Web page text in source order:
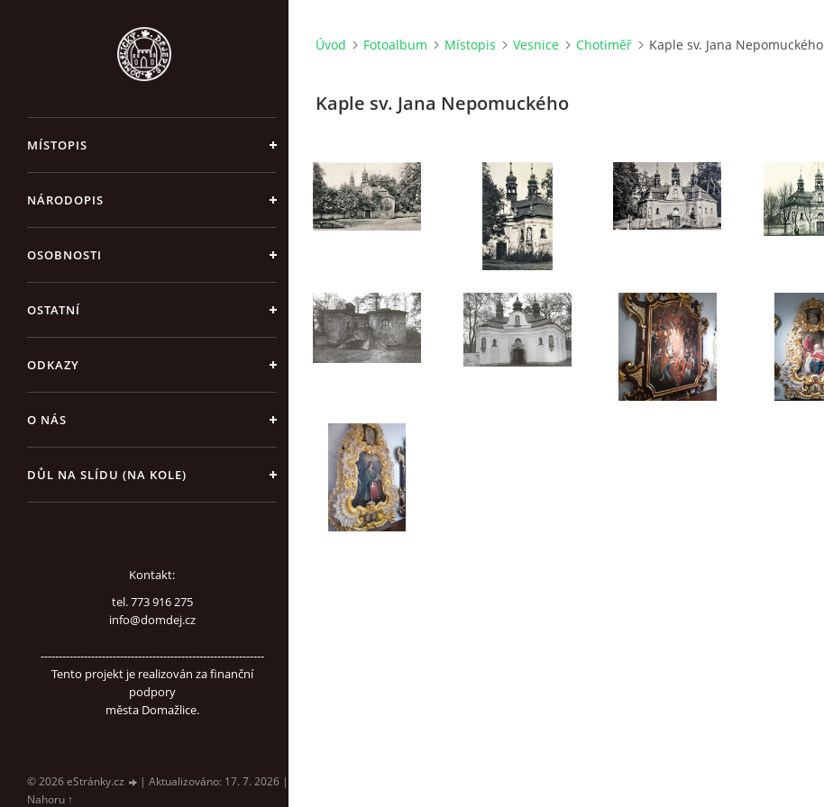
MÍSTOPIS
NÁRODOPIS
OSOBNOSTI
OSTATNÍ
ODKAZY
O NÁS
DŮL NA SLÍDU (NA KOLE)
Kontakt:
tel. 773 916 275
info@domdej.cz
--------------------------------------------------------------
Tento projekt je realizován za finanční
podpory
města Domažlice.
© 2026 eStránky.cz | Aktualizováno: 17. 7. 2026 |
Nahoru ↑
Úvod Fotoalbum Místopis Vesnice Chotiměř Kaple sv. Jana Nepomuckého
Kaple sv. Jana Nepomuckého